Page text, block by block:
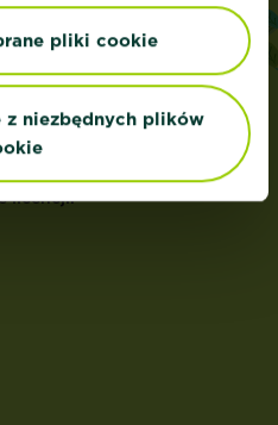
pliki cookie
z niezbędnych plików
Sp. z o.o.,
znakiem towarowym i
licencji.